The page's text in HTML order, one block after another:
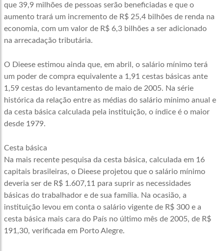
que 39,9 milhões de pessoas serão beneficiadas e que o
aumento trará um incremento de R$ 25,4 bilhões de renda na
economia, com um valor de R$ 6,3 bilhões a ser adicionado
na arrecadação tributária.
O Dieese estimou ainda que, em abril, o salário mínimo terá
um poder de compra equivalente a 1,91 cestas básicas ante
1,59 cestas do levantamento de maio de 2005. Na série
histórica da relação entre as médias do salário mínimo anual e
da cesta básica calculada pela instituição, o índice é o maior
desde 1979.
Cesta básica
Na mais recente pesquisa da cesta básica, calculada em 16
capitais brasileiras, o Dieese projetou que o salário mínimo
deveria ser de R$ 1.607,11 para suprir as necessidades
básicas do trabalhador e de sua família. Na ocasião, a
instituição levou em conta o salário vigente de R$ 300 e a
cesta básica mais cara do País no último mês de 2005, de R$
191,30, verificada em Porto Alegre.